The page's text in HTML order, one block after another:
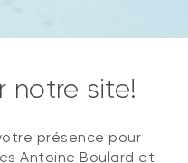
notre site!
présence pour
Antoine Boulard et